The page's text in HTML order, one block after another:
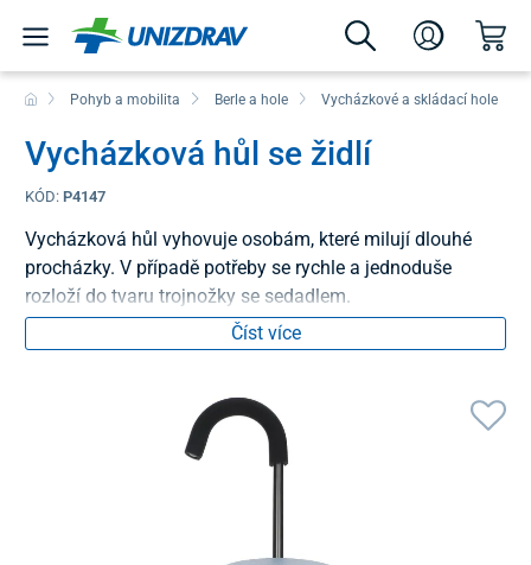
Pohyb a mobilita Berle a hole Vycházkové a skládací hole
Vycházková hůl se židlí
KÓD: P4147
Vycházková hůl vyhovuje osobám, které milují dlouhé
procházky. V případě potřeby se rychle a jednoduše
rozloží do tvaru trojnožky se sedadlem.
Číst více